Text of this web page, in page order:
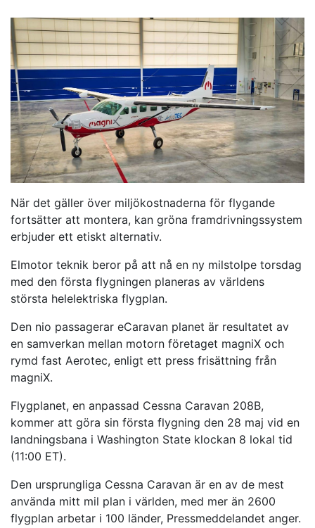
När det gäller över miljökostnaderna för flygande
fortsätter att montera, kan gröna framdrivningssystem
erbjuder ett etiskt alternativ.
Elmotor teknik beror på att nå en ny milstolpe torsdag
med den första flygningen planeras av världens
största helelektriska flygplan.
Den nio passagerar eCaravan planet är resultatet av
en samverkan mellan motorn företaget magniX och
rymd fast Aerotec, enligt ett press frisättning från
magniX.
Flygplanet, en anpassad Cessna Caravan 208B,
kommer att göra sin första flygning den 28 maj vid en
landningsbana i Washington State klockan 8 lokal tid
(11:00 ET).
Den ursprungliga Cessna Caravan är en av de mest
använda mitt mil plan i världen, med mer än 2600
flygplan arbetar i 100 länder, Pressmeddelandet anger.